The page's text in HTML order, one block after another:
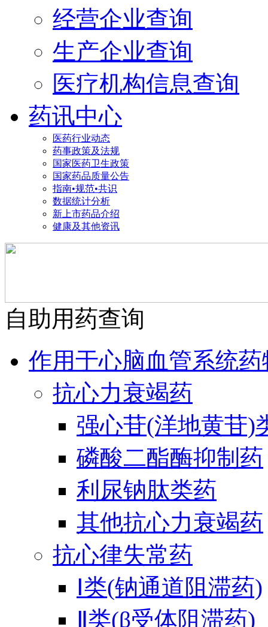
经营企业查询
生产企业查询
医疗机构信息查询
药讯中心
医药行业动态
药事政策及法规
国家医药卫生政策
国家药品质量公告
指南•规范•共识
数据统计分析
新上市药品介绍
健康及其他资讯
自助用药查询
作用于心脑血管系统药
抗心力衰竭药
强心苷(洋地黄苷)
磷酸二酯酶抑制药
利尿钠肽类药
其他抗心力衰竭药
抗心律失常药
Ⅰ类(钠通道阻滞药)
Ⅱ类(β受体阻滞药)